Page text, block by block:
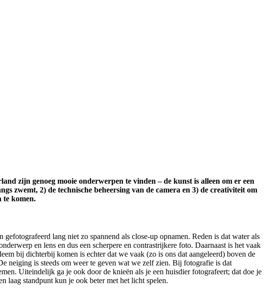
zijn genoeg mooie onderwerpen te vinden – de kunst is alleen om er een
zwemt, 2) de technische beheersing van de camera en 3) de creativiteit om
te komen.
lang niet zo spannend als close-up opnamen. Reden is dat water als
en lens en dus een scherpere en contrastrijkere foto. Daarnaast is het vaak
bij dichterbij komen is echter dat we vaak (zo is ons dat aangeleerd) boven de
neiging is steeds om weer te geven wat we zelf zien. Bij fotografie is dat
Uiteindelijk ga je ook door de knieën als je een huisdier fotografeert; dat doe je
laag standpunt kun je ook beter met het licht spelen.